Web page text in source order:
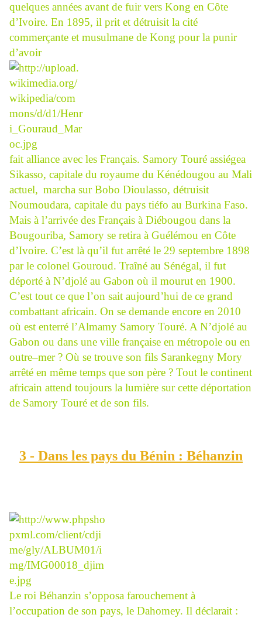
quelques années avant de fuir vers Kong en Côte
d’Ivoire. En 1895, il prit et détruisit la cité
commerçante et musulmane de Kong pour la punir
d’avoir
fait alliance avec les Français. Samory Touré assiégea
Sikasso, capitale du royaume du Kénédougou au Mali
actuel, marcha sur Bobo Dioulasso, détruisit
Noumoudara, capitale du pays tiéfo au Burkina Faso.
Mais à l’arrivée des Français à Diébougou dans la
Bougouriba, Samory se retira à Guélémou en Côte
d’Ivoire. C’est là qu’il fut arrêté le 29 septembre 1898
par le colonel Gouroud. Traîné au Sénégal, il fut
déporté à N’djolé au Gabon où il mourut en 1900.
C’est tout ce que l’on sait aujourd’hui de ce grand
combattant africain. On se demande encore en 2010
où est enterré l’Almamy Samory Touré. A N’djolé au
Gabon ou dans une ville française en métropole ou en
outre–mer ? Où se trouve son fils Sarankegny Mory
arrêté en même temps que son père ? Tout le continent
africain attend toujours la lumière sur cette déportation
de Samory Touré et de son fils.
3 - Dans les pays du Bénin : Béhanzin
Le roi Béhanzin s’opposa farouchement à
l’occupation de son pays, le Dahomey. Il déclarait :